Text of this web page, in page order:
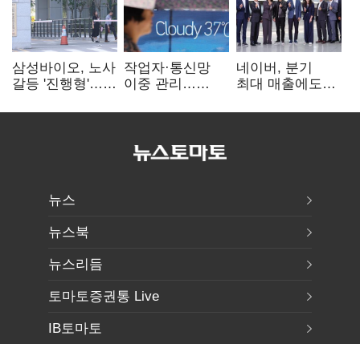
삼성바이오, 노사
갈등 '진행형'…
작업자·통신망
이중 관리…
비상대응 돌입
네이버, 분기
최대 매출에도
팩토리 속도
뉴스
뉴스북
뉴스리듬
토마토증권통 Live
IB토마토